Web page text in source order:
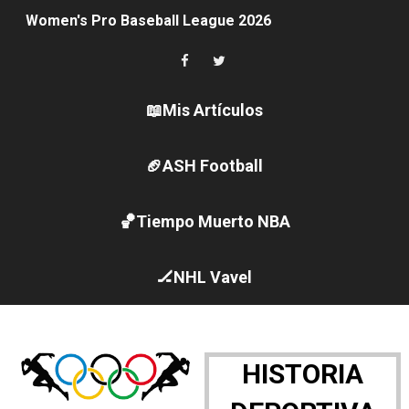
Women's Pro Baseball League 2026
Campeonato de Europa en aguas abiertas 2026
Campeonato de Europa de pentatlón moderno 2026
Canadá Open 2026
Mundial de MotoGP 2026 - GP Gran Bretaña
Canadian Elite Basketball League 2026 - Playoffs
Campeonato de Europa de high diving 2026 (París,
WWE NXT - Myles Borne y Tavion Heights ponen fin
📖Mis Artículos
🏈ASH Football
🏀Tiempo Muerto NBA
🏒NHL Vavel
HISTORIA